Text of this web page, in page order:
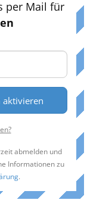
per Mail für
aktivieren
abmelden und
Informationen zu
.